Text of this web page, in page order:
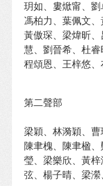
玥如、婁焮甯、劉
馮柏力、葉佩文、
黃傲琛、梁煒昕
慧、劉晉希、杜睿
程頌恩、王梓悠、
第二聲部
梁穎、林漪穎、曹
陳聿槐、陳聿楹
瑩、梁樂欣、黃
弦、楊子晴、梁